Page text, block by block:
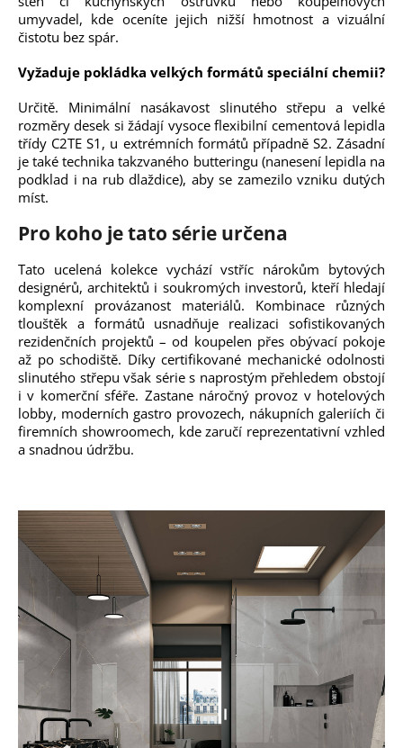
umyvadel, kde oceníte jejich nižší hmotnost a vizuální
čistotu bez spár.
Vyžaduje pokládka velkých formátů speciální chemii?
Určitě. Minimální nasákavost slinutého střepu a velké
rozměry desek si žádají vysoce flexibilní cementová lepidla
třídy C2TE S1, u extrémních formátů případně S2. Zásadní
je také technika takzvaného butteringu (nanesení lepidla na
podklad i na rub dlaždice), aby se zamezilo vzniku dutých
míst.
Pro koho je tato série určena
Tato ucelená kolekce vychází vstříc nárokům bytových
designérů, architektů i soukromých investorů, kteří hledají
komplexní provázanost materiálů. Kombinace různých
tlouštěk a formátů usnadňuje realizaci sofistikovaných
rezidenčních projektů – od koupelen přes obývací pokoje
až po schodiště. Díky certifikované mechanické odolnosti
slinutého střepu však série s naprostým přehledem obstojí
i v komerční sféře. Zastane náročný provoz v hotelových
lobby, moderních gastro provozech, nákupních galeriích či
firemních showroomech, kde zaručí reprezentativní vzhled
a snadnou údržbu.